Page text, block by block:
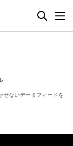
せないデータフィードを